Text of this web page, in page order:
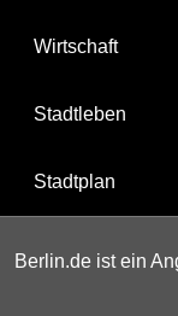
Wirtschaft
Stadtleben
Stadtplan
Berlin.de ist ein